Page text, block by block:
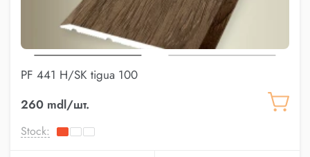
PF 441 H/SK tigua 100
260 mdl/шт.
Stock: